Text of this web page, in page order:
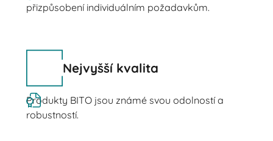
přizpůsobení individuálním požadavkům.
Nejvyšší kvalita
Produkty BITO jsou známé svou odolností a
robustností.